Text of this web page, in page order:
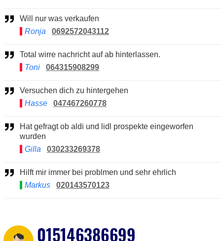
Will nur was verkaufen
Ronja
0692572043112
Total wirre nachricht auf ab hinterlassen.
Toni
064315908299
Versuchen dich zu hintergehen
Hasse
047467260778
Hat gefragt ob aldi und lidl prospekte eingeworfen
wurden
Gilla
030233269378
Hilft mir immer bei problmen und sehr ehrlich
Markus
020143570123